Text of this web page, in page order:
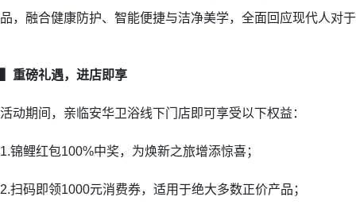
品，融合健康防护、智能便捷与洁净美学，全面回应现代人对
重磅礼遇， 进店即享
活动期间，亲临安华卫浴线下门店即可享受以下权益：
1.锦鲤红包100%中奖，为焕新之旅增添惊喜；
2.扫码即领1000元消费券，适用于绝大多数正价产品；